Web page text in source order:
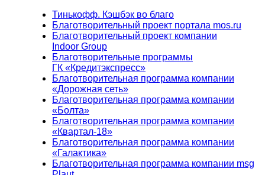
Тинькофф. Кэшбэк во благо
Благотворительный проект портала mos.ru
Благотворительный проект компании
Indoor Group
Благотворительные программы
ГК «Кредитэкспресс»
Благотворительная программа компании
«Дорожная сеть»
Благотворительная программа компании
«Болта»
Благотворительная программа компании
«Квартал-18»
Благотворительная программа компании
«Галактика»
Благотворительная программа компании msg